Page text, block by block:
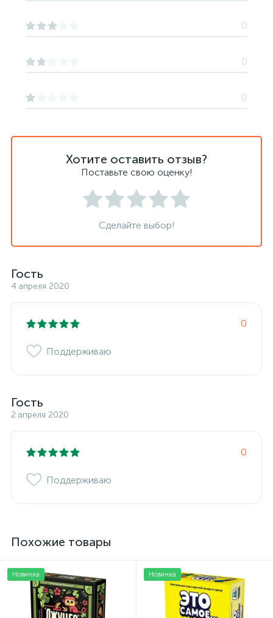
Хотите оставить отзыв?
Поставьте свою оценку!
Сделайте выбор!
Гость
4 апреля 2020
0
Поддерживаю
Гость
2 апреля 2020
0
Поддерживаю
0
0
0
Похожие товары
Новинка Новинка